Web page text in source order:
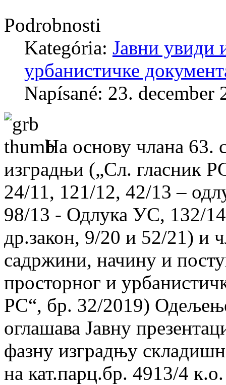
Podrobnosti
Kategória: Јавни увиди
урбанистичке
Napísané: 23. december
На основу члана 63.
изградњи („Сл. гласник
24/11, 121/12, 42/13 –
98/13 - Одлука УС, 132/
др.закон, 9/20 и 52/21) и
садржини, начину и
просторног и
РС“, бр. 32/2019)
оглашава Јавну
фазну изградњу
на кат.парц.бр. 4913/4